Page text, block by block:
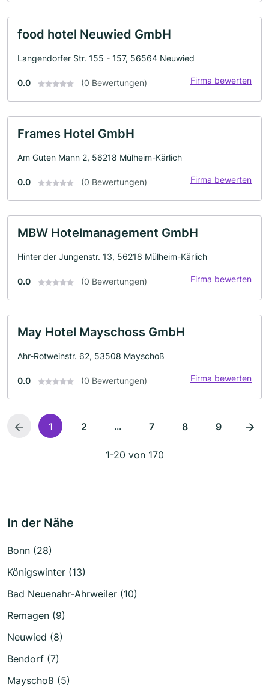
food hotel Neuwied GmbH
Langendorfer Str. 155 - 157, 56564 Neuwied
0.0 (0 Bewertungen) Firma bewerten
Frames Hotel GmbH
Am Guten Mann 2, 56218 Mülheim-Kärlich
0.0 (0 Bewertungen) Firma bewerten
MBW Hotelmanagement GmbH
Hinter der Jungenstr. 13, 56218 Mülheim-Kärlich
0.0 (0 Bewertungen) Firma bewerten
May Hotel Mayschoss GmbH
Ahr-Rotweinstr. 62, 53508 Mayschoß
0.0 (0 Bewertungen) Firma bewerten
1 2 ... 7 8 9
1-20 von 170
In der Nähe
Bonn (28)
Königswinter (13)
Bad Neuenahr-Ahrweiler (10)
Remagen (9)
Neuwied (8)
Bendorf (7)
Mayschoß (5)